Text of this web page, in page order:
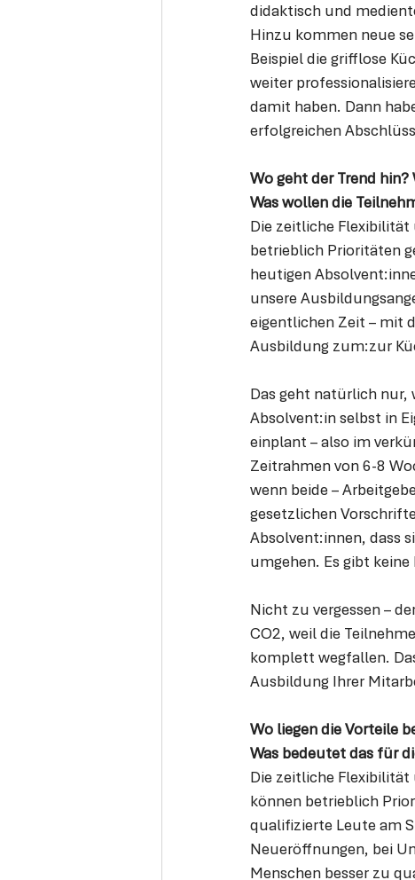
didaktisch und
Hinzu kommen neue
Beispiel die grifflose
weiter
damit haben. Dann
erfolgreichen
Wo geht der Trend
Was wollen die
Die zeitliche
betrieblich Prioritäten
heutigen
unsere
eigentlichen Zeit – mit
Ausbildung zum:zur
Das geht natürlich nur,
Absolvent:in selbst in
einplant – also im
Zeitrahmen von 6-8
wenn beide –
gesetzlichen
Absolvent:innen, dass
umgehen. Es gibt keine
Nicht zu vergessen –
CO2, weil die
komplett wegfallen.
Ausbildung Ihrer
Wo liegen die Vorteile
Was bedeutet das für
Die zeitliche
können betrieblich
qualifizierte Leute am
Neueröffnungen, bei
Menschen besser zu